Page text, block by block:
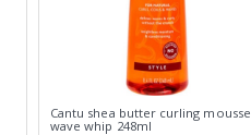
Cantu shea butter curling mousse
wave whip 248ml